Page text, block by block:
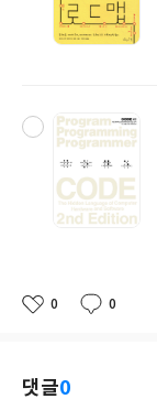
좋
0
댓
0
작
댓글0